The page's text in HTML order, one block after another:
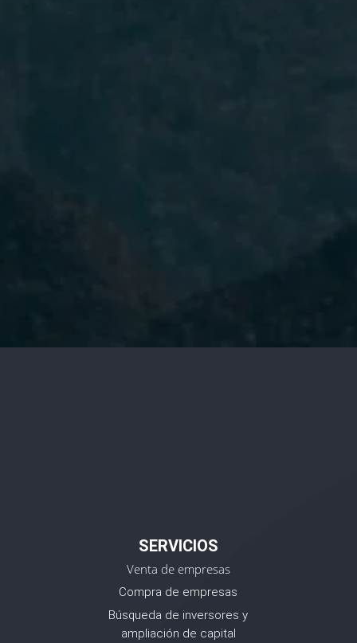
SERVICIOS
Venta de empresas
Compra de empresas
Búsqueda de inversores y
ampliación de capital